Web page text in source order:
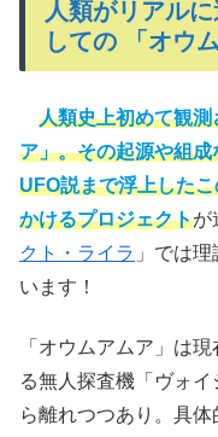
人類がリアル
しての 「オウ
人類史上初めて観
ア」。その起源や組
UFO説まで浮上した
かけるプロジェクトが
クト・ライラ 」では
います！
「オウムアムア」は
る無人探査機「ヴォ
ら離れつつあり。具